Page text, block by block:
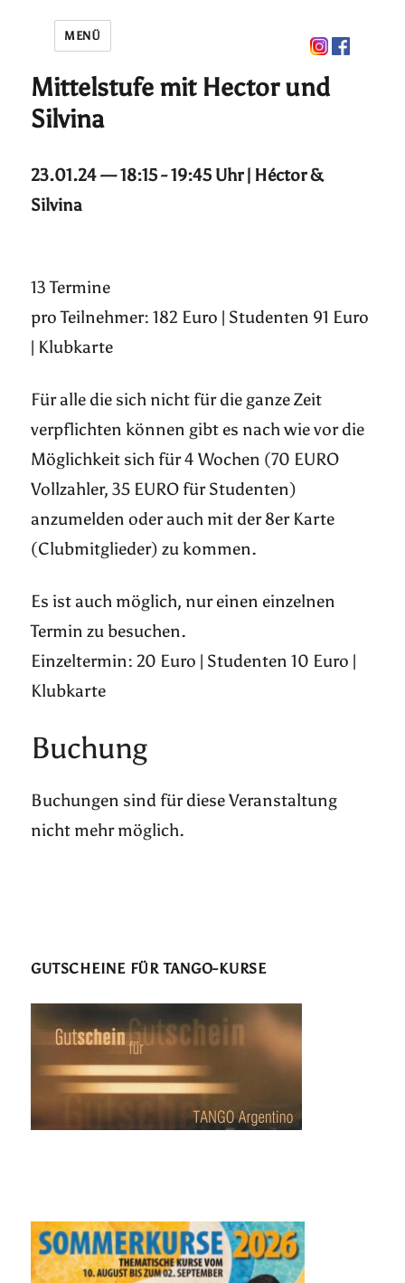
MENÜ
Mittelstufe mit Hector und
Silvina
23.01.24 — 18:15 - 19:45 Uhr | Héctor &
Silvina
13 Termine
pro Teilnehmer: 182 Euro | Studenten 91 Euro
| Klubkarte
Für alle die sich nicht für die ganze Zeit
verpflichten können gibt es nach wie vor die
Möglichkeit sich für 4 Wochen (70 EURO
Vollzahler, 35 EURO für Studenten)
anzumelden oder auch mit der 8er Karte
(Clubmitglieder) zu kommen.
Es ist auch möglich, nur einen einzelnen
Termin zu besuchen.
Einzeltermin: 20 Euro | Studenten 10 Euro |
Klubkarte
Buchung
Buchungen sind für diese Veranstaltung
nicht mehr möglich.
GUTSCHEINE FÜR TANGO-KURSE